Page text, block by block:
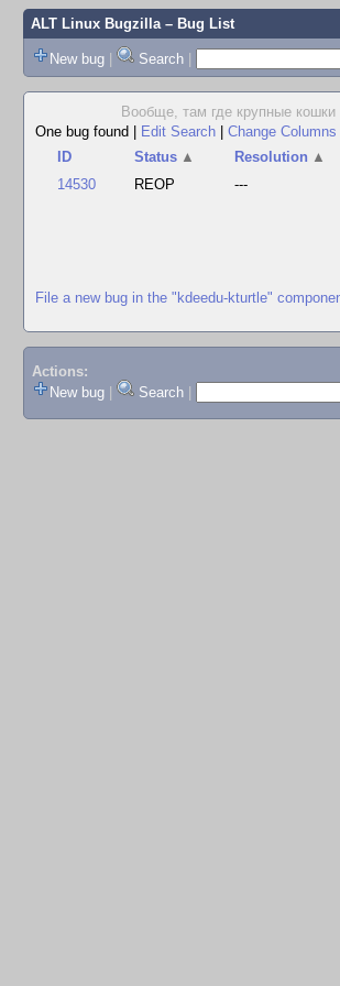
ALT Linux Bugzilla– Bug List
New bug | Search |
Вообще, там где крупные
One bug found
Edit Search Change Columns
ID
Status ▲ Resolution ▲
14530
REOP ---
File a new bug in the "kdeedu-kturtle"
Actions:
New bug
Search